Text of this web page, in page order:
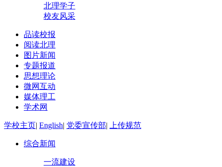
北理学子
校友风采
品读校报
阅读北理
图片新闻
专题报道
思想理论
微网互动
媒体理工
学术网
学校主页| English| 党委宣传部| 上传规范
综合新闻
一流建设